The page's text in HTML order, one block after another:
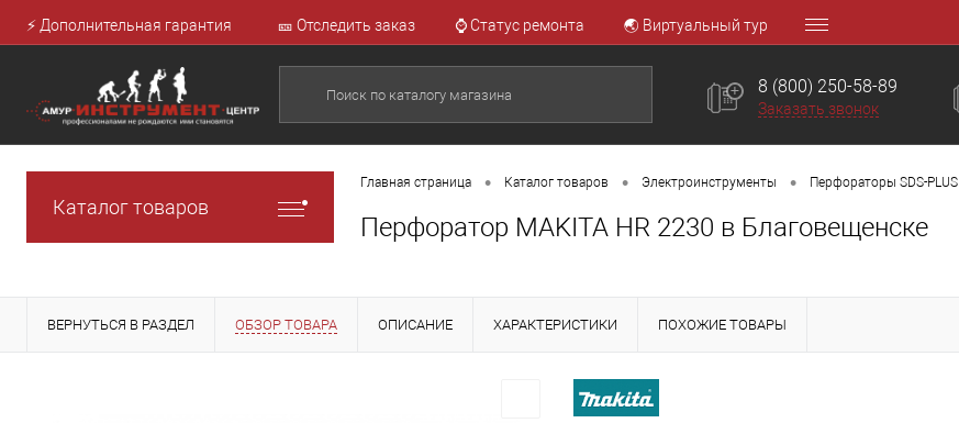
⚡ Дополнительная гарантия 🎫 Отследить заказ ⌚ Статус ремонта 🌏 Виртуальный тур
8 (800) 250-58-89
Заказать звонок
Каталог товаров
Главная страница • Каталог товаров • Электроинструменты • Перфораторы SDS-PLUS
Перфоратор MAKITA HR 2230 в Благовещенске
ВЕРНУТЬСЯ В РАЗДЕЛ ОБЗОР ТОВАРА ОПИСАНИЕ ХАРАКТЕРИСТИКИ ПОХОЖИЕ ТОВАРЫ